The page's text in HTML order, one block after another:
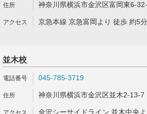
神奈川県横浜市金沢区富岡東6-
京急本線 京急富岡より 徒歩 約5分
並木校
045-785-3719
神奈川県横浜市金沢区並木2-13-7
金沢シーサイドライン 並木中央